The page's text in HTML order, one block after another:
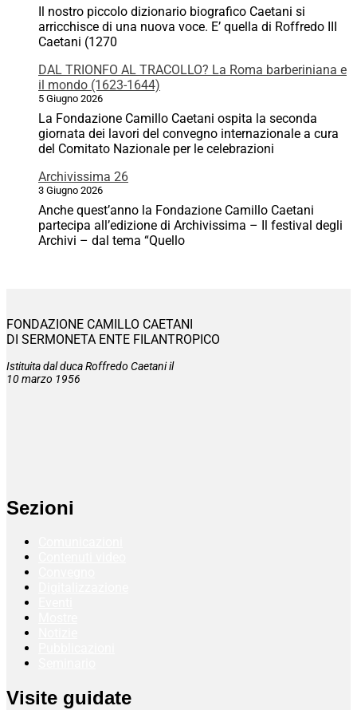
Il nostro piccolo dizionario biografico Caetani si
arricchisce di una nuova voce. E’ quella di Roffredo III
Caetani (1270
DAL TRIONFO AL TRACOLLO? La Roma barberiniana e
il mondo (1623-1644)
5 Giugno 2026
La Fondazione Camillo Caetani ospita la seconda
giornata dei lavori del convegno internazionale a cura
del Comitato Nazionale per le celebrazioni
Archivissima 26
3 Giugno 2026
Anche quest’anno la Fondazione Camillo Caetani
partecipa all’edizione di Archivissima – Il festival degli
Archivi – dal tema “Quello
FONDAZIONE CAMILLO CAETANI
DI SERMONETA ENTE FILANTROPICO
Istituita dal duca Roffredo Caetani il
10 marzo 1956
Sezioni
Visite guidate